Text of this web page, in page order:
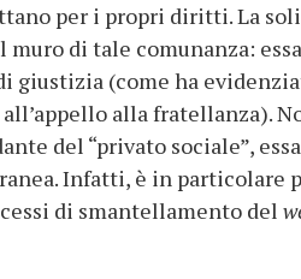
per i propri diritti. La
di tale comunanza:
giustizia (come ha
alla fratellanza).
del “privato sociale”,
Infatti, è in particolare
di smantellamento del